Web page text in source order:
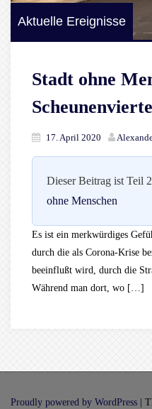
Aktuelle Ereignisse
Stadt ohne
17. April 2020
Dieser Beitrag ist Teil
ohne Menschen
Es ist ein merkwürdiges
durch die als Corona-Krise
beeinflußt wird, durch die
Während man dort, wo […]
Proudly powered by WordPress